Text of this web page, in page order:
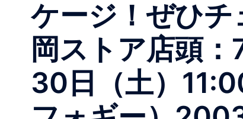
ケージ！ぜひ
岡ストア店頭
30日（土）